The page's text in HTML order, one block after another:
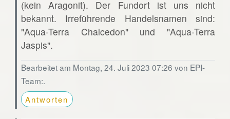
(kein Aragonit). Der Fundort ist uns nicht
bekannt. Irreführende Handelsnamen sind:
"Aqua-Terra Chalcedon" und "Aqua-Terra
Jaspis".
Bearbeitet am Montag, 24. Juli 2023 07:26 von EPI-
Team:.
Antworten